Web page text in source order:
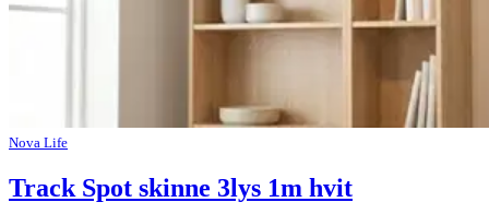
Nova Life
Track Spot skinne 3lys 1m hvit